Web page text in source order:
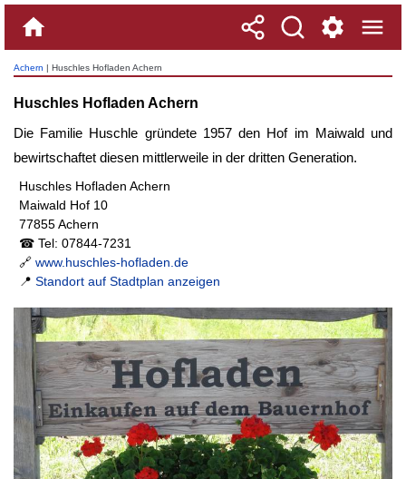
Achern | Huschles Hofladen Achern
Huschles Hofladen Achern
Die Familie Huschle gründete 1957 den Hof im Maiwald und
bewirtschaftet diesen mittlerweile in der dritten Generation.
Huschles Hofladen Achern
Maiwald Hof 10
77855 Achern
☎ Tel: 07844-7231
🔗 www.huschles-hofladen.de
📍 Standort auf Stadtplan anzeigen